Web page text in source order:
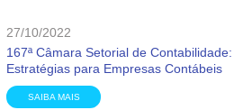
27/10/2022
167ª Câmara Setorial de Contabilidade:
Estratégias para Empresas Contábeis
SAIBA MAIS